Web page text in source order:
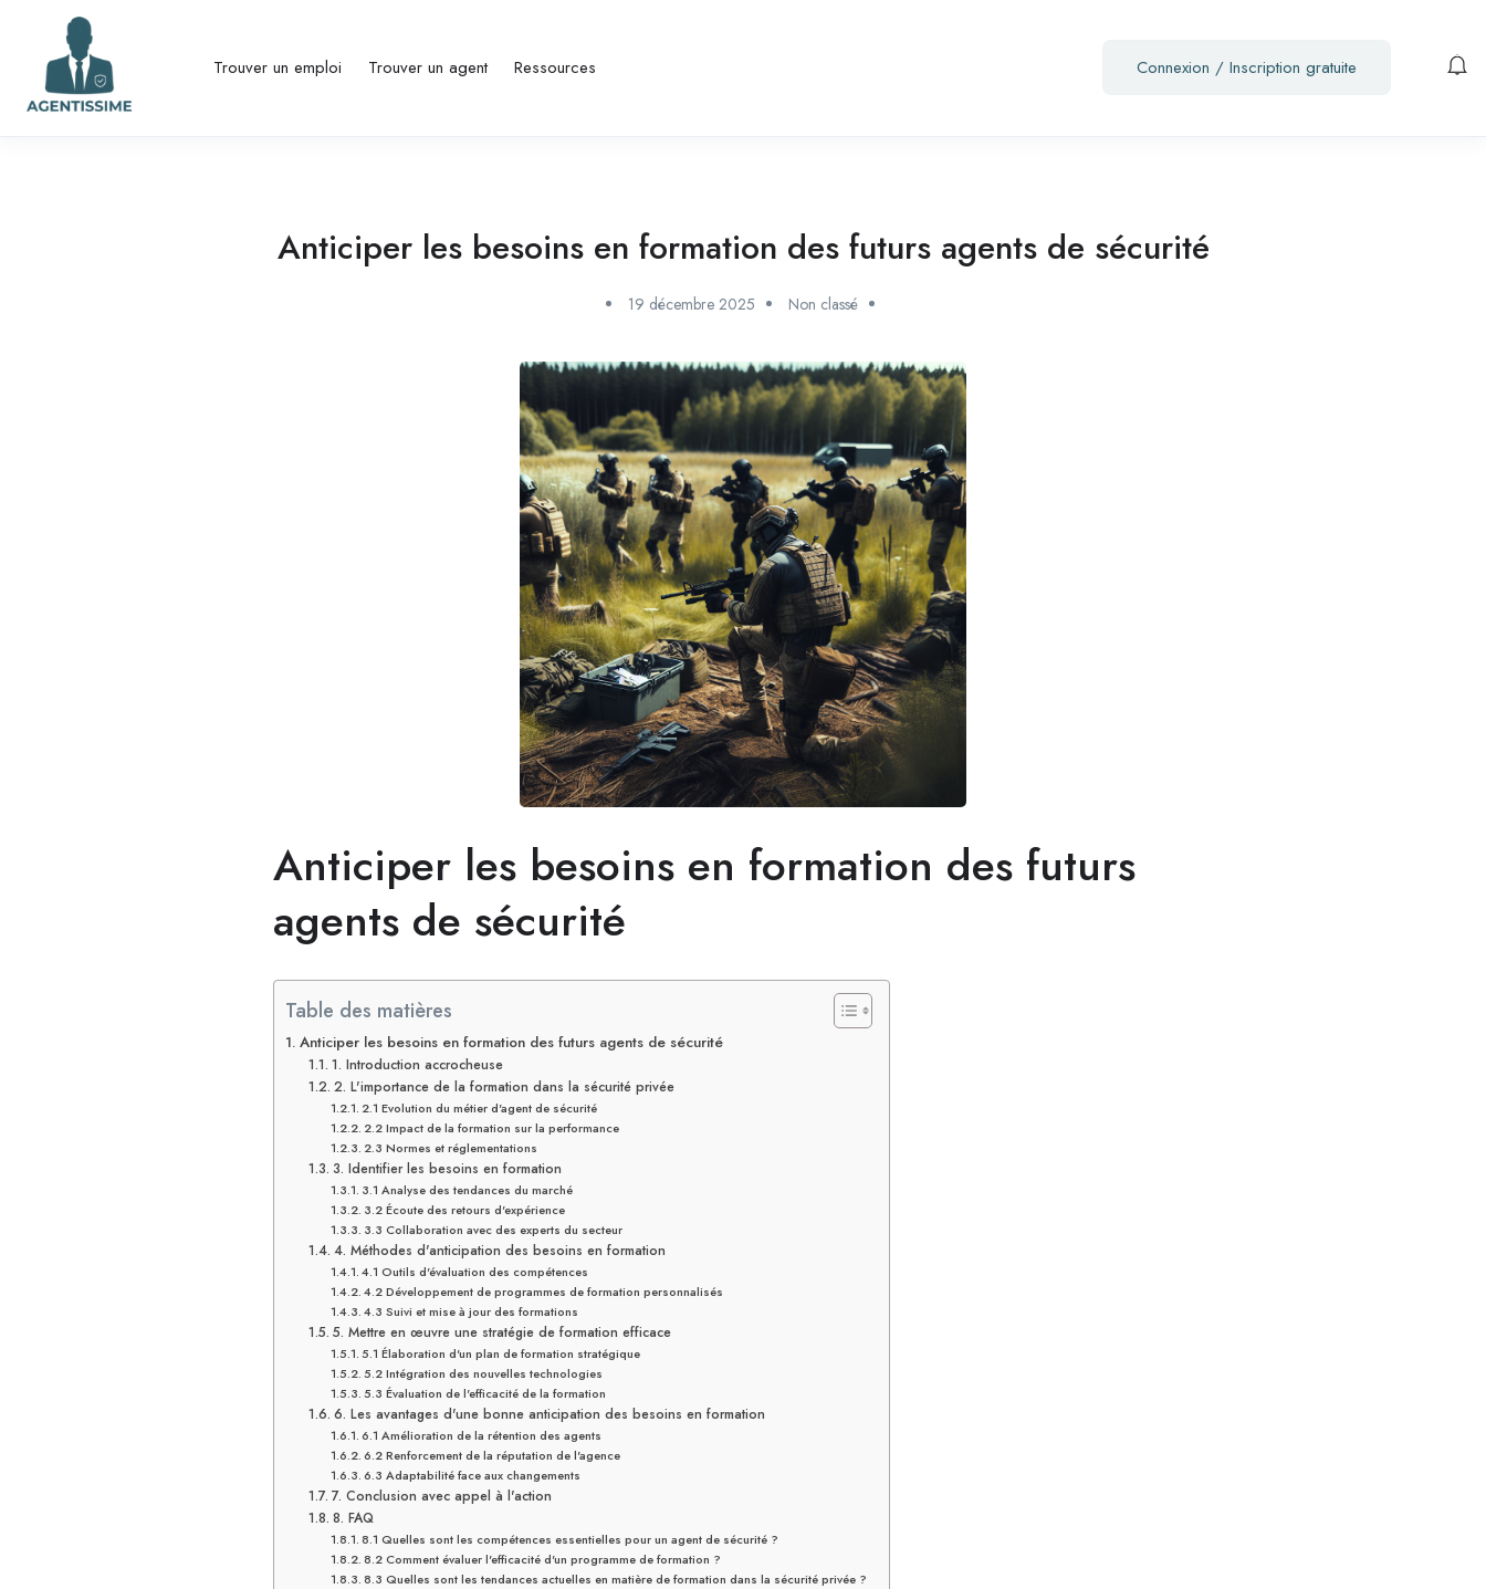
Trouver un emploi Trouver un agent Ressources Connexion / Inscription gratuite
Anticiper les besoins en formation des futurs agents de sécurité
19 décembre 2025 Non classé
Anticiper les besoins en formation des futurs
agents de sécurité
Table des matières
Anticiper les besoins en formation des futurs agents de sécurité
1. Introduction accrocheuse
2. L'importance de la formation dans la sécurité privée
2.1 Evolution du métier d'agent de sécurité
2.2 Impact de la formation sur la performance
2.3 Normes et réglementations
3. Identifier les besoins en formation
3.1 Analyse des tendances du marché
3.2 Écoute des retours d'expérience
3.3 Collaboration avec des experts du secteur
4. Méthodes d'anticipation des besoins en formation
4.1 Outils d'évaluation des compétences
4.2 Développement de programmes de formation personnalisés
4.3 Suivi et mise à jour des formations
5. Mettre en œuvre une stratégie de formation efficace
5.1 Élaboration d'un plan de formation stratégique
5.2 Intégration des nouvelles technologies
5.3 Évaluation de l'efficacité de la formation
6. Les avantages d'une bonne anticipation des besoins en formation
6.1 Amélioration de la rétention des agents
6.2 Renforcement de la réputation de l'agence
6.3 Adaptabilité face aux changements
7. Conclusion avec appel à l'action
8. FAQ
8.1 Quelles sont les compétences essentielles pour un agent de sécurité ?
8.2 Comment évaluer l'efficacité d'un programme de formation ?
8.3 Quelles sont les tendances actuelles en matière de formation dans la sécurité privée ?